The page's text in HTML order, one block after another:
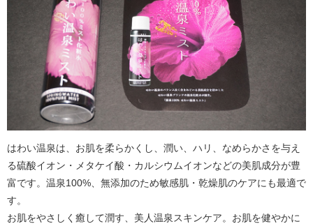
はわい温泉は、お肌を柔らかくし、潤い、ハリ、なめらかさを与え
る硫酸イオン・メタケイ酸・カルシウムイオンなどの美肌成分が豊
富です。温泉100%、無添加のため敏感肌・乾燥肌のケアにも最適で
す。
お肌をやさしく癒して潤す、美人温泉スキンケア。お肌を健やかに